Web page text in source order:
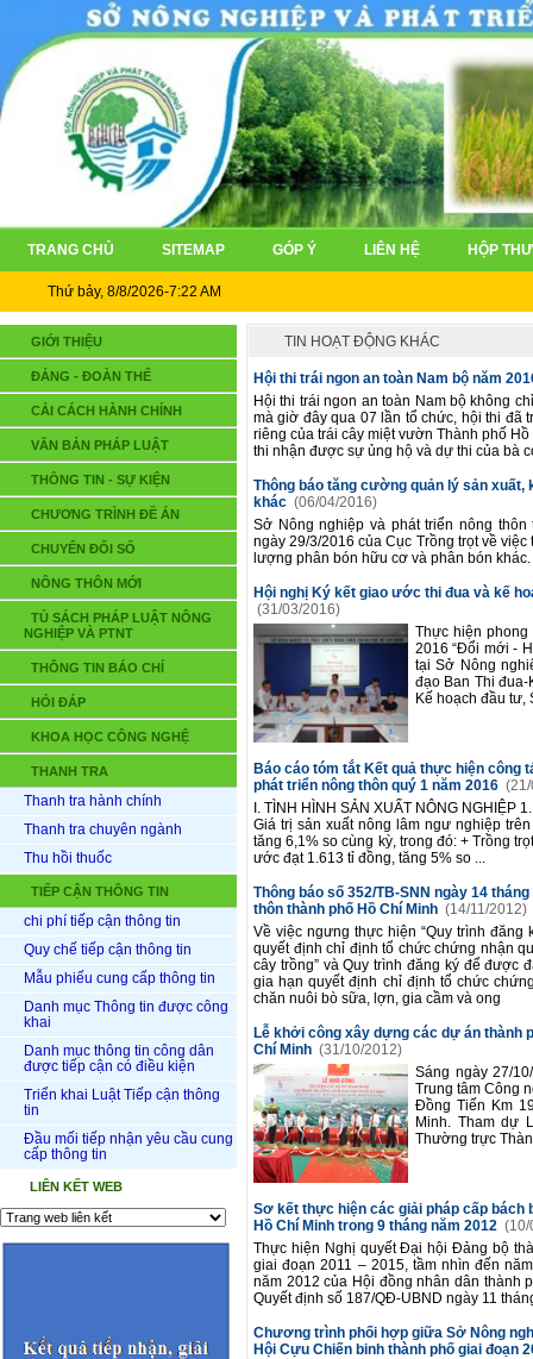
TRANG CHỦ SITEMAP GÓP Ý LIÊN HỆ HỘP
Thứ bảy, 8/8/2026-7:22 AM
GIỚI THIỆU
ĐẢNG - ĐOÀN THỂ
CẢI CÁCH HÀNH CHÍNH
VĂN BẢN PHÁP LUẬT
THÔNG TIN - SỰ KIỆN
CHƯƠNG TRÌNH ĐỀ ÁN
CHUYỂN ĐỔI SỐ
NÔNG THÔN MỚI
TỦ SÁCH PHÁP LUẬT NÔNG
NGHIỆP VÀ PTNT
THÔNG TIN BÁO CHÍ
HỎI ĐÁP
KHOA HỌC CÔNG NGHỆ
THANH TRA
Thanh tra hành chính
Thanh tra chuyên ngành
Thu hồi thuốc
TIẾP CẬN THÔNG TIN
chi phí tiếp cận thông tin
Quy chế tiếp cận thông tin
Mẫu phiếu cung cấp thông tin
Danh mục Thông tin được công
khai
Danh mục thông tin công dân
được tiếp cận có điều kiện
Triển khai Luật Tiếp cận thông
tin
Đầu mối tiếp nhận yêu cầu cung
cấp thông tin
LIÊN KẾT WEB
TIN HOẠT ĐỘNG KHÁC
Hội thi trái ngon an toàn Nam bộ năm
Hội thi trái ngon an toàn Nam bộ không
mà giờ đây qua 07 lần tổ chức, hội thi đã
riêng của trái cây miệt vườn Thành phố
thi nhận được sự ủng hộ và dự thi của bà
Thông báo tăng cường quản lý sản
khác (06/04/2016)
Sở Nông nghiệp và phát triển nông
ngày 29/3/2016 của Cục Trồng trọt về
lượng phân bón hữu cơ và phân bón
Hội nghị Ký kết giao ước thi đua và kế
(31/03/2016)
Thực hiện
2016 “Đổi mới -
tại Sở Nông
đạo Ban Thi
Kế hoạch đầu tư,
Báo cáo tóm tắt Kết quả thực hiện công
phát triển nông thôn quý 1 năm 2016
I. TÌNH HÌNH SẢN XUẤT NÔNG NGHIỆP
Giá trị sản xuất nông lâm ngư nghiệp
tăng 6,1% so cùng kỳ, trong đó: + Trồng
ước đạt 1.613 tỉ đồng, tăng 5% so ...
Thông báo số 352/TB-SNN ngày 14
thôn thành phố Hồ Chí Minh (14/11/2012)
Về việc ngưng thực hiện “Quy trình
quyết định chỉ định tổ chức chứng nhận
cây trồng” và Quy trình đăng ký để được
gia hạn quyết định chỉ định tổ chức
chăn nuôi bò sữa, lợn, gia cầm và ong
Lễ khởi công xây dựng các dự án thành
Chí Minh (31/10/2012)
Sáng ngày 27/
Trung tâm Công
Đồng Tiến Km
Minh. Tham dự
Thường trực
Sơ kết thực hiện các giải pháp cấp bách
Hồ Chí Minh trong 9 tháng năm 2012 (10/
Thực hiện Nghị quyết Đại hội Đảng bộ
giai đoạn 2011 – 2015, tầm nhìn đến
năm 2012 của Hội đồng nhân dân thành
Quyết định số 187/QĐ-UBND ngày 11
Chương trình phối hợp giữa Sở Nông
Hội Cựu Chiến binh thành phố giai đoạn